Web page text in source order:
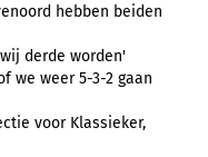
hebben beiden
derde worden'
we weer 5-3-2 gaan
voor Klassieker,